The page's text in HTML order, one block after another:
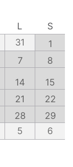
L
S
31
1
7 8
14
15
21
22
28
29
5 6